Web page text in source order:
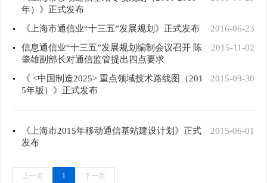
年）》正式发布
2016-06-23
《上海市通信业“十三五”发展规划》正式发布
2015-11-02
信息通信业“十三五”发展规划编制会议召开 陈
肇雄副部长对通信监管提出四点要求
2015-09-30
《 <中国制造2025> 重点领域技术路线图（201
5年版）》正式发布
2015-06-01
《上海市2015年移动通信基站建设计划》正式
发布
上一页 1 下一页